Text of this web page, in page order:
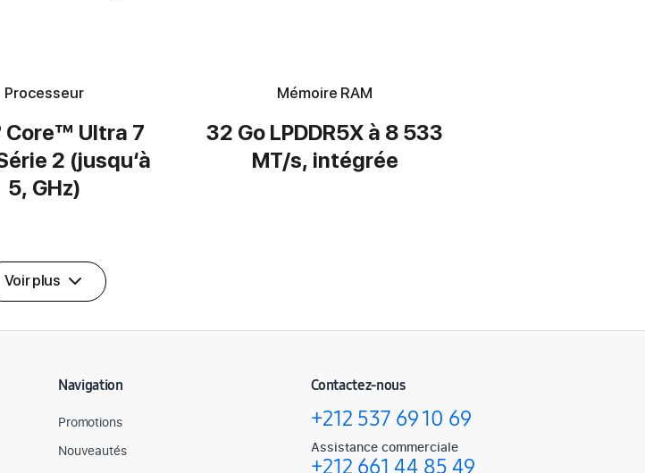
Processeur
Core™ Ultra 7
2 (jusqu‘à
5, GHz)
Mémoire RAM
32 Go LPDDR5X à 8 533
MT/s, intégrée
Voir plus
Navigation
Promotions
Nouveautés
Contactez-nous
+212 537 69 10 69
Assistance commerciale
+212 661 44 85 49